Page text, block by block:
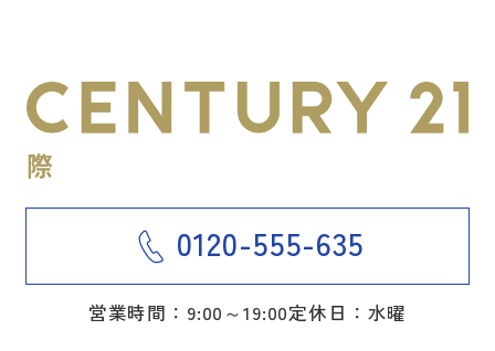
0120-555-635
営業時間：9:00～19:00定休日：水曜